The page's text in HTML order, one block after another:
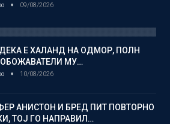
09/08/2026
Е ХАЛАНД НА ОДМОР, ПОЛН
МУ…
10/08/2026
АНИСТОН И БРЕД ПИТ ПОВТОРНО
ТОЈ ГО НАПРАВИЛ…